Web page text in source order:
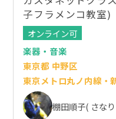
子フラメンコ教室)
オンライン可
楽器・音楽
東京都 中野区
東京メトロ丸ノ内線・
棚田順子( さな